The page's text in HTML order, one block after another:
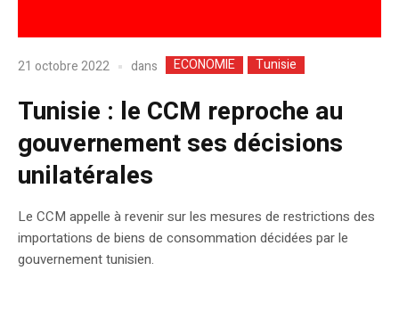
21 octobre 2022 dans ECONOMIE Tunisie
Tunisie : le CCM reproche au
gouvernement ses décisions
unilatérales
Le CCM appelle à revenir sur les mesures de restrictions des
importations de biens de consommation décidées par le
gouvernement tunisien.